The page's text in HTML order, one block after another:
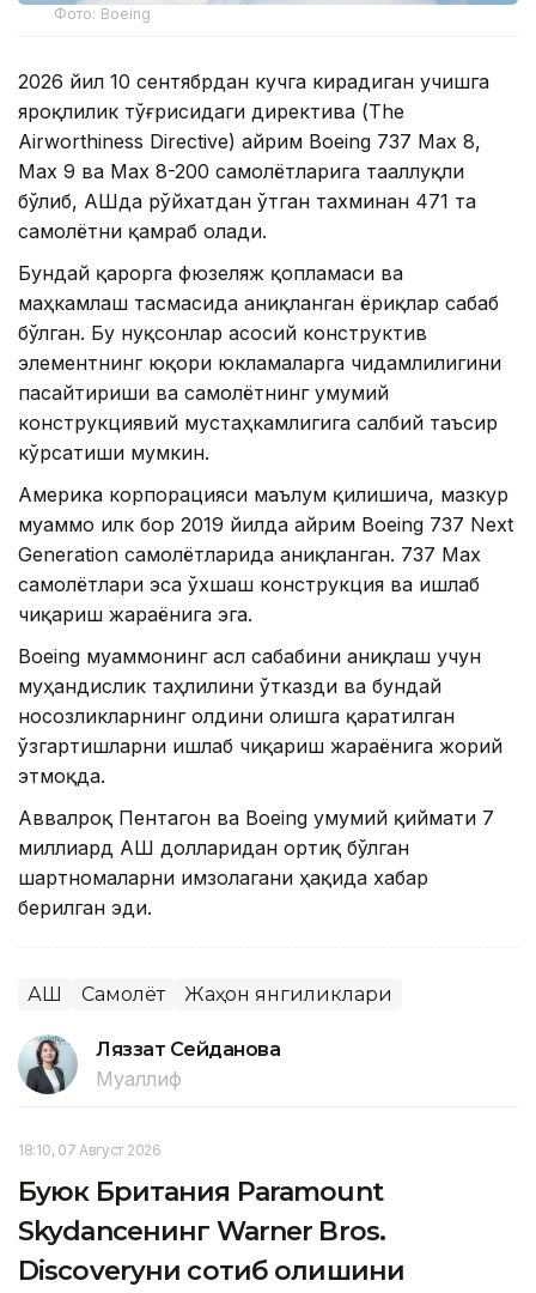
Фото: Boeing
2026 йил 10 сентябрдан кучга кирадиган учишга
яроқлилик тўғрисидаги директива (The
Airworthiness Directive) айрим Boeing 737 Max 8,
Max 9 ва Max 8-200 самолётларига тааллуқли
бўлиб, АҚШда рўйхатдан ўтган тахминан 471 та
самолётни қамраб олади.
Бундай қарорга фюзеляж қопламаси ва
маҳкамлаш тасмасида аниқланган ёриқлар сабаб
бўлган. Бу нуқсонлар асосий конструктив
элементнинг юқори юкламаларга чидамлилигини
пасайтириши ва самолётнинг умумий
конструкциявий мустаҳкамлигига салбий таъсир
кўрсатиши мумкин.
Америка корпорацияси маълум қилишича, мазкур
муаммо илк бор 2019 йилда айрим Boeing 737 Next
Generation самолётларида аниқланган. 737 Max
самолётлари эса ўхшаш конструкция ва ишлаб
чиқариш жараёнига эга.
Boeing муаммонинг асл сабабини аниқлаш учун
муҳандислик таҳлилини ўтказди ва бундай
носозликларнинг олдини олишга қаратилган
ўзгартишларни ишлаб чиқариш жараёнига жорий
этмоқда.
Аввалроқ Пентагон ва Boeing умумий қиймати 7
миллиард АҚШ долларидан ортиқ бўлган
шартномаларни имзолагани ҳақида хабар
берилган эди.
АҚШ Самолёт Жаҳон янгиликлари
Ляззат Сейданова
Муаллиф
18:10, 07 Август 2026
Буюк Британия Paramount
Skydanceнинг Warner Bros.
Discoveryни сотиб олишини